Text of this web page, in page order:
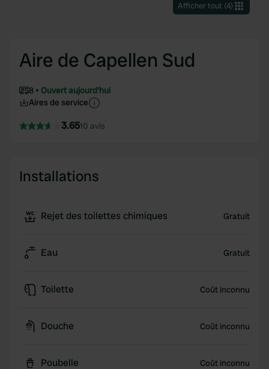
Afficher tout(4)
Aire de Capellen Sud
8
Ouvert aujourd'hui
Aires de service
3.6510 avis
Installations
Rejet des toilettes chimiques Gratuit
Eau Gratuit
Toilette Coût inconnu
Douche Coût inconnu
Poubelle Coût inconnu